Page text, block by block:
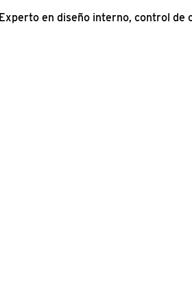
Experto en diseño interno, control de